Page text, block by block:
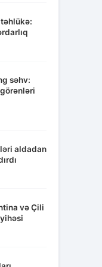
səhv:
aldadan
və Çili